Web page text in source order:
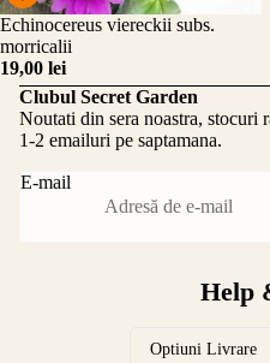
Echinocereus viereckii subs.
morricalii
19,00 lei
Clubul Secret Garden
Noutati din sera noastra,
1-2 emailuri pe saptamana.
E-mail
Help
Optiuni Livrare